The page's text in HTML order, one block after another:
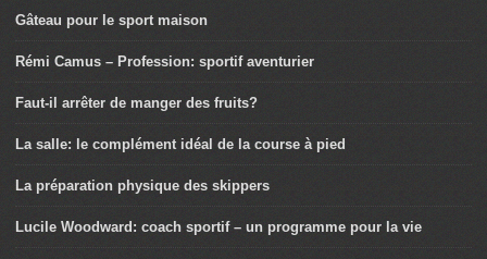
Gâteau pour le sport maison
Rémi Camus – Profession: sportif aventurier
Faut-il arrêter de manger des fruits?
La salle: le complément idéal de la course à pied
La préparation physique des skippers
Lucile Woodward: coach sportif – un programme pour la vie